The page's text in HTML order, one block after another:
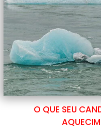
O QUE SEU